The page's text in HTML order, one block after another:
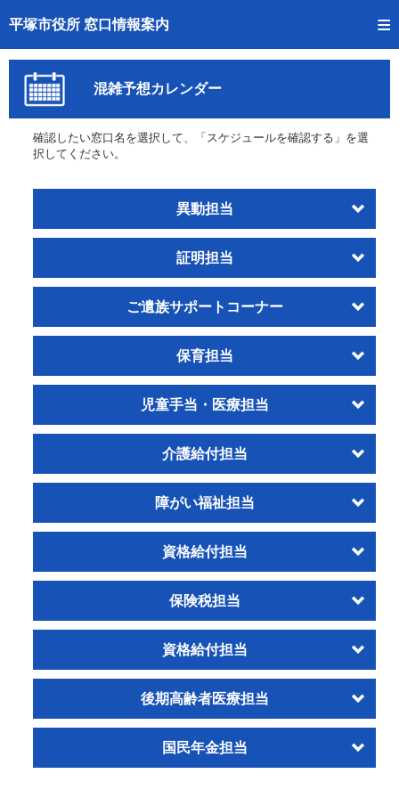
平塚市役所 窓口情報案内
トップページへ
ご利用方法
事前予約
予約状況確認
混雑予想カレンダー
混雑予想カレンダー
確認したい窓口名を選択して、「スケジュールを確認する」を選
択してください。
異動担当
証明担当
ご遺族サポートコーナー
保育担当
児童手当・医療担当
介護給付担当
障がい福祉担当
資格給付担当
保険税担当
資格給付担当
後期高齢者医療担当
国民年金担当